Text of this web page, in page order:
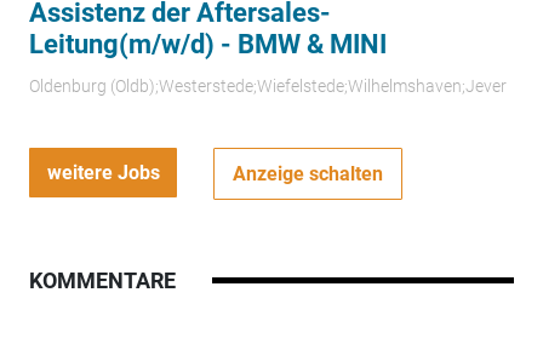
Assistenz der Aftersales-
Leitung(m/w/d) - BMW & MINI
Oldenburg (Oldb);Westerstede;Wiefelstede;Wilhelmshaven;Jever
weitere Jobs Anzeige schalten
KOMMENTARE